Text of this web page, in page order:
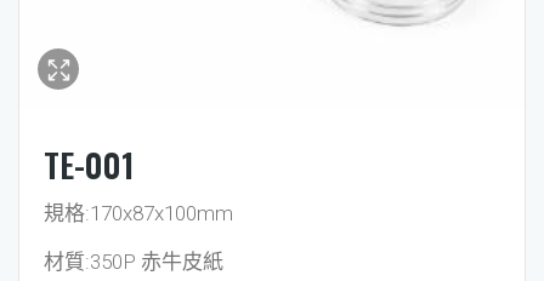
TE-001
規格:170x87x100mm
材質:350P 赤牛皮紙